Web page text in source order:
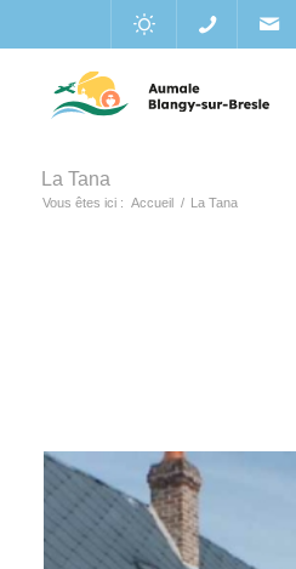
La Tana
Vous êtes ici : Accueil / La Tana